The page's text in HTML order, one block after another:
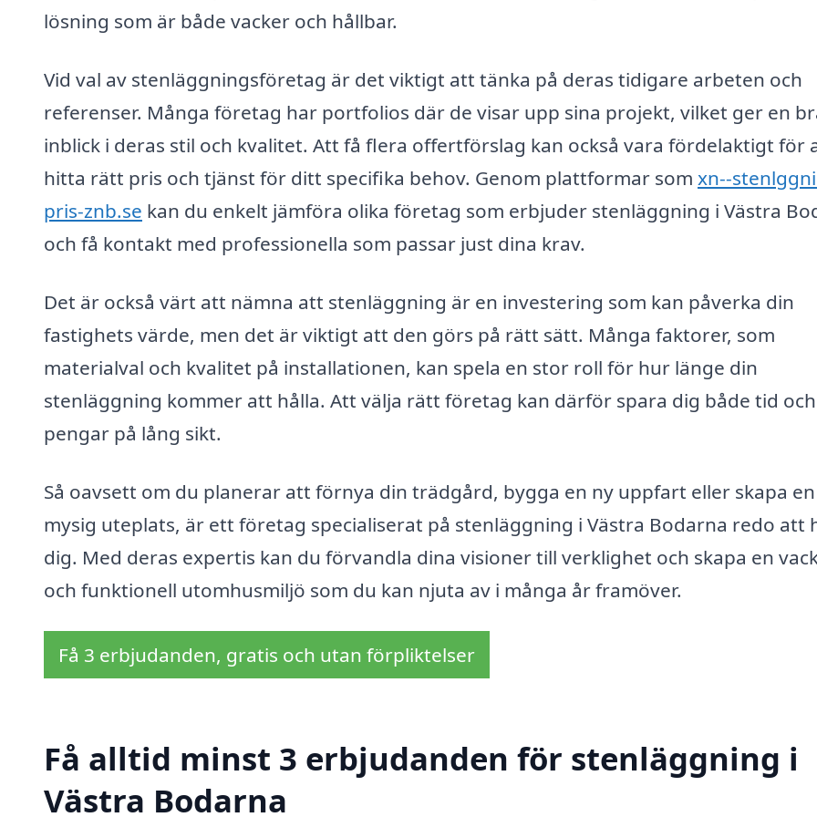
lösning som är både vacker och hållbar.
Vid val av stenläggningsföretag är det viktigt att tänka på deras tidigare arbeten och
referenser. Många företag har portfolios där de visar upp sina projekt, vilket ger en
inblick i deras stil och kvalitet. Att få flera offertförslag kan också vara fördelaktigt för
hitta rätt pris och tjänst för ditt specifika behov. Genom plattformar som xn--
pris-znb.se kan du enkelt jämföra olika företag som erbjuder stenläggning i Västra
och få kontakt med professionella som passar just dina krav.
Det är också värt att nämna att stenläggning är en investering som kan påverka din
fastighets värde, men det är viktigt att den görs på rätt sätt. Många faktorer, som
materialval och kvalitet på installationen, kan spela en stor roll för hur länge din
stenläggning kommer att hålla. Att välja rätt företag kan därför spara dig både tid och
pengar på lång sikt.
Så oavsett om du planerar att förnya din trädgård, bygga en ny uppfart eller skapa en
mysig uteplats, är ett företag specialiserat på stenläggning i Västra Bodarna redo att
dig. Med deras expertis kan du förvandla dina visioner till verklighet och skapa en
och funktionell utomhusmiljö som du kan njuta av i många år framöver.
Få 3 erbjudanden, gratis och utan förpliktelser
Få alltid minst 3 erbjudanden för stenläggning i
Västra Bodarna